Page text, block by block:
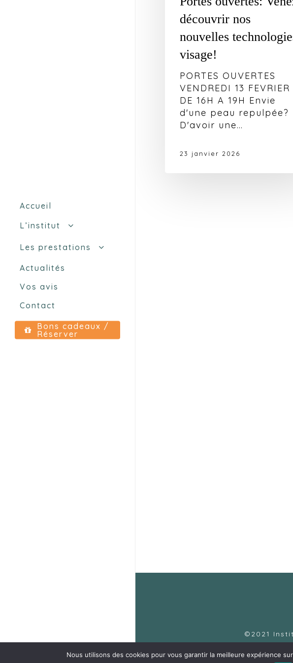
Accueil
L’institut
Nos marques
Les prestations
Soins d’épilations
Beauté
Soins visage
Actualités
Vos avis
Contact
Bons cadeaux /
Réserver
instagram
phoneemail
découvrir nos
nouvelles
visage!
PORTES OUVERTES
VENDREDI 13 FEVRIER
DE 16H A 19H Envie
d'une peau repulpée?
D'avoir une…
23 janvier 2026
©2021
Nous utilisons des cookies pour vous garantir la meilleure expérience